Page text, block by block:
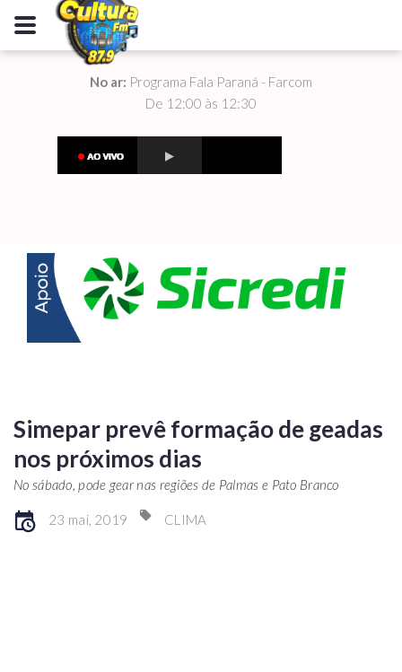
No ar: Programa Fala Paraná - Farcom
De 12:00 às 12:30
Simepar prevê formação de geadas
nos próximos dias
No sábado, pode gear nas regiões de Palmas e Pato Branco
23 mai, 2019 CLIMA